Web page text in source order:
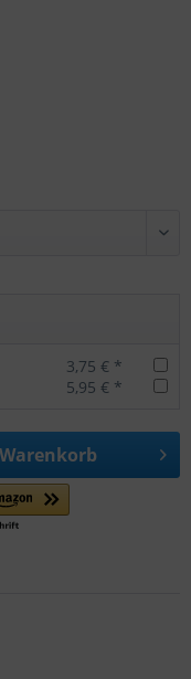
3,75 € *
5,95 € *
Warenkorb